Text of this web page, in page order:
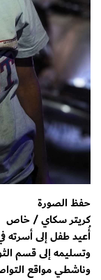
حفظ الصورة
كريتر سكاي / خاص
أُعيد طفل إلى أسرته
وتسليمه إلى قسم
وناشطي مواقع